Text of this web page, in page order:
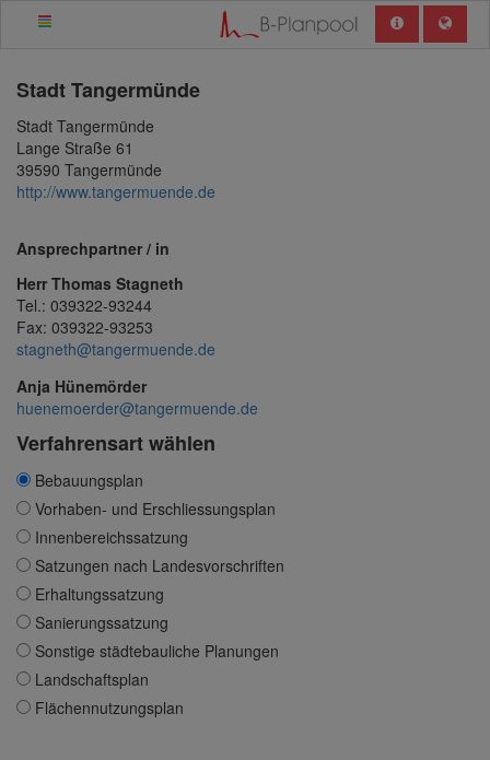
StadtTangermünde
Stadt Tangermünde
Lange Straße 61
39590 Tangermünde
http://www.tangermuende.de
Ansprechpartner / in
Herr Thomas Stagneth
Tel.: 039322-93244
Fax: 039322-93253
stagneth@tangermuende.de
Anja Hünemörder
huenemoerder@tangermuende.de
Verfahrensart wählen
Bebauungsplan
Vorhaben- und Erschliessungsplan
Innenbereichssatzung
Satzungen nach Landesvorschriften
Erhaltungssatzung
Sanierungssatzung
Sonstige städtebauliche Planungen
Landschaftsplan
Flächennutzungsplan